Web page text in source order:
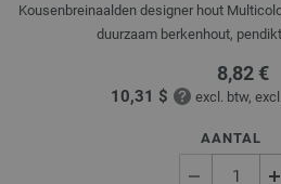
Kousenbreinaalden designer hout
duurzaam berkenhout,
8,82 €
10,31 $ excl. btw, excl.
AANTAL